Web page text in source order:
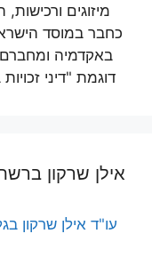
מיזוגים
כחבר במוסד
באקדמיה
דוגמת "דיני
אילן שרקון
עו"ד אילן שרקון